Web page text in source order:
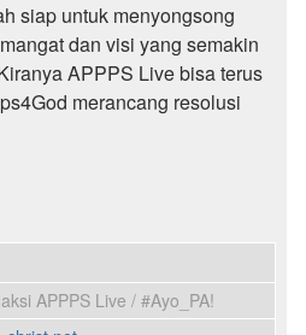
siap untuk menyongsong
dan visi yang semakin
APPPS Live bisa terus
merancang resolusi
APPPS Live / #Ayo_PA!